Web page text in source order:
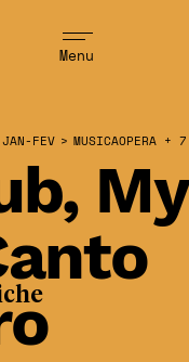
Menu
My
JAN-FEV > MUSICAOPERA + 7